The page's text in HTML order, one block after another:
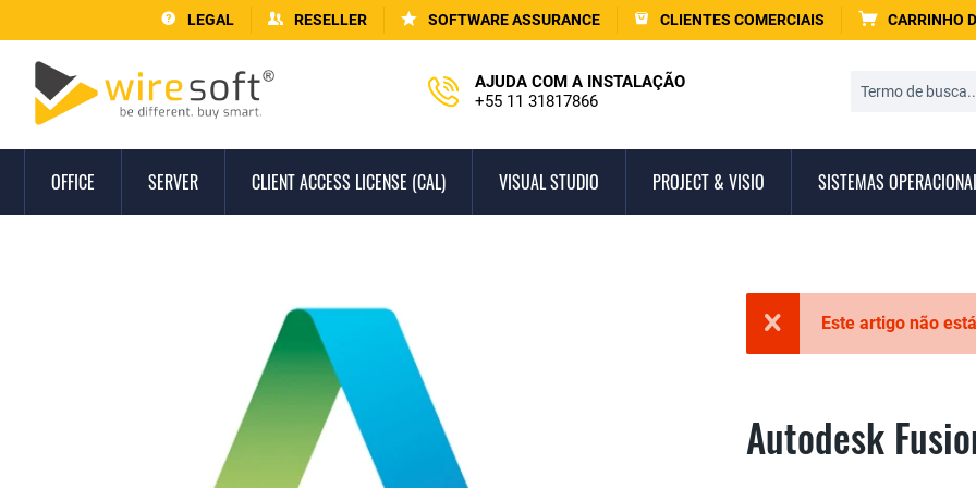
LEGAL RESELLER SOFTWARE ASSURANCE CLIENTES COMERCIAIS CARRINHO
AJUDA COM A INSTALAÇÃO
+55 11 31817866
OFFICE SERVER CLIENT ACCESS LICENSE (CAL) VISUAL STUDIO PROJECT & VISIO SISTEMAS
Este artigo não
Autodesk